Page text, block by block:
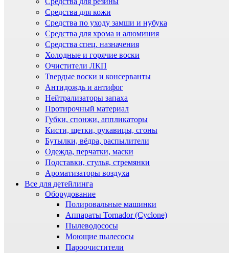
Средства для кожи
Средства по уходу замши и нубука
Средства для хрома и алюминия
Средства спец. назначения
Холодные и горячие воски
Очистители ЛКП
Твердые воски и консерванты
Антидождь и антифог
Нейтрализаторы запаха
Протирочный материал
Губки, спонжи, аппликаторы
Кисти, щетки, рукавицы, сгоны
Бутылки, вёдра, распылители
Одежда, перчатки, маски
Подставки, стулья, стремянки
Ароматизаторы воздуха
Все для детейлинга
Оборудование
Полировальные машинки
Аппараты Tornador (Cyclone)
Пылеводососы
Моющие пылесосы
Пароочистители